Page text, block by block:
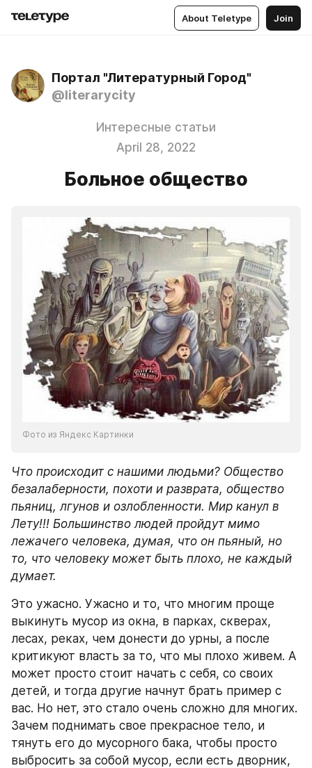
About Teletype Join
Портал "Литературный Город"
@literarycity
Интересные статьи
April 28, 2022
Больное общество
Фото из Яндекс Картинки
Что происходит с нашими людьми? Общество
безалаберности, похоти и разврата, общество
пьяниц, лгунов и озлобленности. Мир канул в
Лету!!! Большинство людей пройдут мимо
лежачего человека, думая, что он пьяный, но
то, что человеку может быть плохо, не каждый
думает.
Это ужасно. Ужасно и то, что многим проще
выкинуть мусор из окна, в парках, скверах,
лесах, реках, чем донести до урны, а после
критикуют власть за то, что мы плохо живем. А
может просто стоит начать с себя, со своих
детей, и тогда другие начнут брать пример с
вас. Но нет, это стало очень сложно для многих.
Зачем поднимать свое прекрасное тело, и
тянуть его до мусорного бака, чтобы просто
выбросить за собой мусор, если есть дворник,